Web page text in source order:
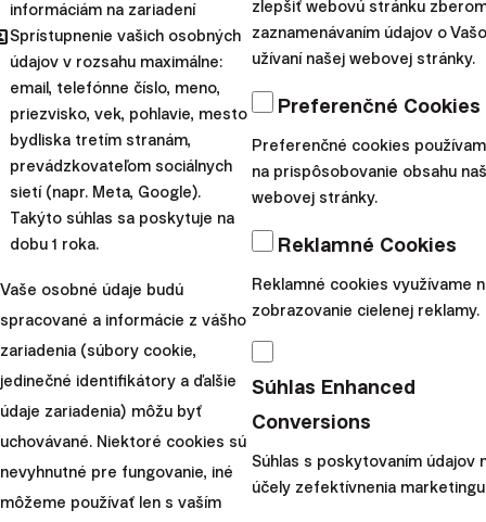
rastu HDP, francúzske pre politickú stabilizáciu či
korporátne dlhopisy.
Drahé kovy, ktoré ešte koncom roka 2025 dosahovali
historické maximá a v januári pokračovali v raste, však
začiatkom februára výraznejšie poklesli. Tieto udalosti
nám pripomínajú dôležitú lekciu: pri investovaní treba
úsporyrozložiť naprieč regiónmi aj odvetviami a
nestávkovať väčšinu úspor na to, čo v nedávnej
dobe rástlo najviac.
Spomedzi ETF fondov zahrnutých v našich
portfóliách sa tým najvýkonnejším stal fond
sledujúci akcie rozvíjajúcich sa trhov, ktorý dosiahol
6,35 % rast. Najvyššiu stratu vykázal fond akcií veľkých
amerických spoločností, a to 0,47 %.
Najvýraznejší rast spomedzi našich stratégií
Investovania do ETF zaznamenalo dynamické
informáciám na zariadení
Sprístupnenie vašich osobných
údajov v rozsahu maximálne:
email, telefónne číslo, meno,
priezvisko, vek, pohlavie, mesto
bydliska tretím stranám,
prevádzkovateľom sociálnych
sietí (napr. Meta, Google).
Takýto súhlas sa poskytuje na
dobu 1 roka.
Vaše osobné údaje budú
spracované a informácie z vášho
zariadenia (súbory cookie,
jedinečné identifikátory a ďalšie
údaje zariadenia) môžu byť
uchovávané. Niektoré cookies sú
nevyhnutné pre fungovanie, iné
môžeme používať len s vaším
zlepšiť webovú stránku
zaznamenávaním údajov o
užívaní našej webovej stránky.
Preferenčné Cookies
Preferenčné cookies
na prispôsobovanie obsahu
webovej stránky.
Reklamné Cookies
Reklamné cookies využívame
zobrazovanie cielenej reklamy.
Súhlas Enhanced
Conversions
Súhlas s poskytovaním údajov
účely zefektívnenia